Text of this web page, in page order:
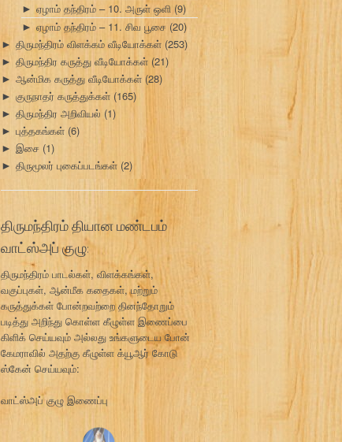
► ஏழாம் தந்திரம் – 10. அருள் ஒளி (9)
► ஏழாம் தந்திரம் – 11. சிவ பூசை (20)
► திருமந்திரம் விளக்கம் வீடியோக்கள் (253)
► திருமந்திர கருத்து வீடியோக்கள் (21)
► ஆன்மிக கருத்து வீடியோக்கள் (28)
► குருநாதர் கருத்துக்கள் (165)
► திருமந்திர அறிவியல் (1)
► புத்தகங்கள் (6)
► இசை (1)
► திருமூலர் புகைப்படங்கள் (2)
திருமந்திரம் தியான மண்டபம்
வாட்ஸ்அப் குழு:
திருமந்திரம் பாடல்கள், விளக்கங்கள்,
வகுப்புகள், ஆன்மீக கதைகள், மற்றும்
கருத்துக்கள் போன்றவற்றை தினந்தோறும்
படித்து அறிந்து கொள்ள கீழுள்ள இணைப்பை
கிளிக் செய்யவும் அல்லது உங்களுடைய போன்
கேமராவில் அதற்கு கீழுள்ள க்யூஆர் கோடு
ஸ்கேன் செய்யவும்:
வாட்ஸ்அப் குழு இணைப்பு